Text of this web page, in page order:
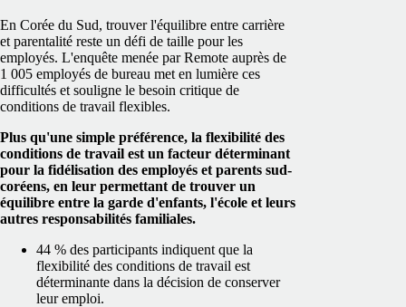
En Corée du Sud, trouver l'équilibre entre carrière
et parentalité reste un défi de taille pour les
employés. L'enquête menée par Remote auprès de
1 005 employés de bureau met en lumière ces
difficultés et souligne le besoin critique de
conditions de travail flexibles.
Plus qu'une simple préférence, la flexibilité des
conditions de travail est un facteur déterminant
pour la fidélisation des employés et parents sud-
coréens, en leur permettant de trouver un
équilibre entre la garde d'enfants, l'école et leurs
autres responsabilités familiales.
44 % des participants indiquent que la
flexibilité des conditions de travail est
déterminante dans la décision de conserver
leur emploi.